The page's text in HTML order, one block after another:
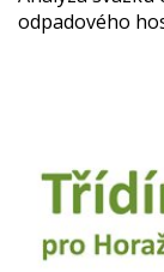
odpadového